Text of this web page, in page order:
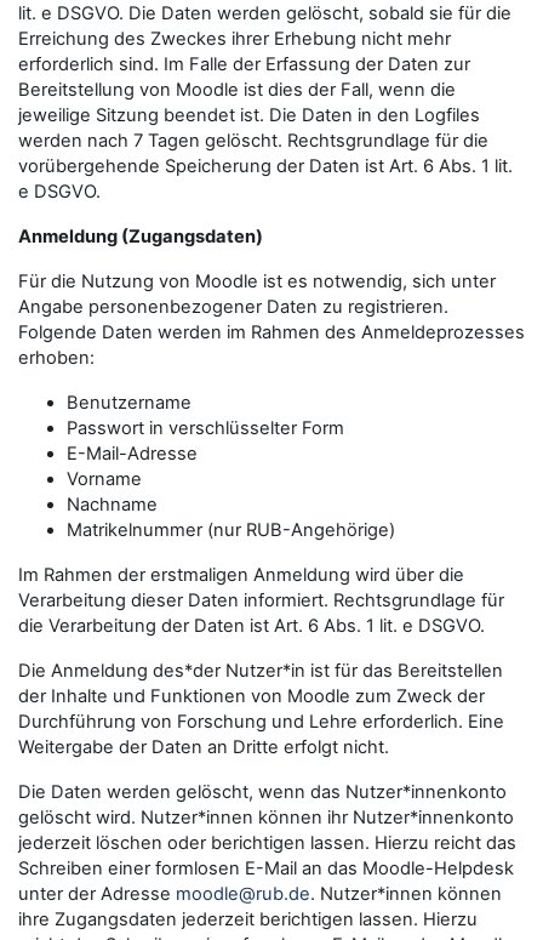
lit. e DSGVO. Die Daten werden gelöscht, sobald sie für die
Erreichung des Zweckes ihrer Erhebung nicht mehr
erforderlich sind. Im Falle der Erfassung der Daten zur
Bereitstellung von Moodle ist dies der Fall, wenn die
jeweilige Sitzung beendet ist. Die Daten in den Logfiles
werden nach 7 Tagen gelöscht. Rechtsgrundlage für die
vorübergehende Speicherung der Daten ist Art. 6 Abs. 1 lit.
e DSGVO.
Anmeldung (Zugangsdaten)
Für die Nutzung von Moodle ist es notwendig, sich unter
Angabe personenbezogener Daten zu registrieren.
Folgende Daten werden im Rahmen des Anmeldeprozesses
erhoben:
Benutzername
Passwort in verschlüsselter Form
E-Mail-Adresse
Vorname
Nachname
Matrikelnummer (nur RUB-Angehörige)
Im Rahmen der erstmaligen Anmeldung wird über die
Verarbeitung dieser Daten informiert. Rechtsgrundlage für
die Verarbeitung der Daten ist Art. 6 Abs. 1 lit. e DSGVO.
Die Anmeldung des*der Nutzer*in ist für das Bereitstellen
der Inhalte und Funktionen von Moodle zum Zweck der
Durchführung von Forschung und Lehre erforderlich. Eine
Weitergabe der Daten an Dritte erfolgt nicht.
Die Daten werden gelöscht, wenn das Nutzer*innenkonto
gelöscht wird. Nutzer*innen können ihr Nutzer*innenkonto
jederzeit löschen oder berichtigen lassen. Hierzu reicht das
Schreiben einer formlosen E-Mail an das Moodle-Helpdesk
unter der Adresse moodle@rub.de. Nutzer*innen können
ihre Zugangsdaten jederzeit berichtigen lassen. Hierzu